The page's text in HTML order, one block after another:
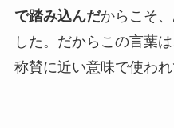
で踏み込んだからこそ
した。だからこの言葉
称賛に近い意味で使われ